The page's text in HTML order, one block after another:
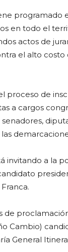
programado
en todo el
actos de
el alto costo
proceso de
a cargos
invitando a la
Cambio)
General